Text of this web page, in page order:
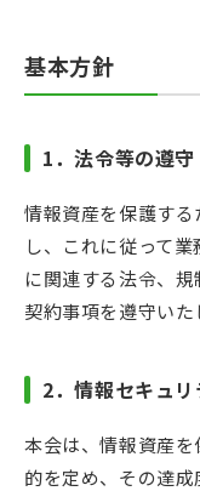
基本方針
1．法令等の遵守
情報資産を保護す
し、これに従って
に関連する法令、
契約事項を遵守いた
2．情報セキュ
本会は、情報資産
的を定め、その達成